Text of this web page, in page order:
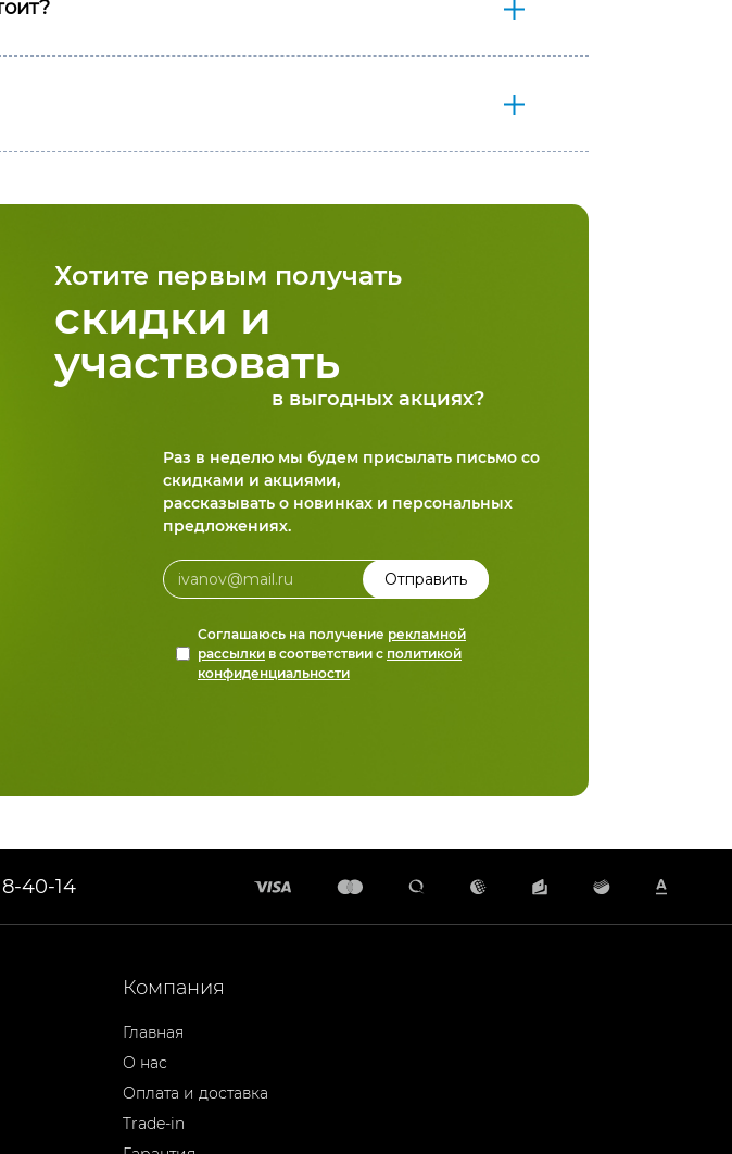
Хотите первым получать
скидки и
участвовать
в выгодных акциях?
Раз в неделю мы будем присылать письмо со
скидками и акциями,
рассказывать о новинках и персональных
предложениях.
Соглашаюсь на получение рекламной
рассылки в соответствии с политикой
конфиденциальности
40-14
Компания
Главная
О нас
Оплата и доставка
Trade-in